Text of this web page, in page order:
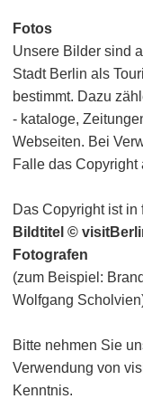
Fotos
Unsere Bilder sind
Stadt Berlin als
bestimmt. Dazu
- kataloge,
Webseiten. Bei
Falle das Copyright
Das Copyright ist
Bildtitel ©
Fotografen
(zum Beispiel:
Wolfgang
Bitte nehmen Sie
Verwendung von
Kenntnis.